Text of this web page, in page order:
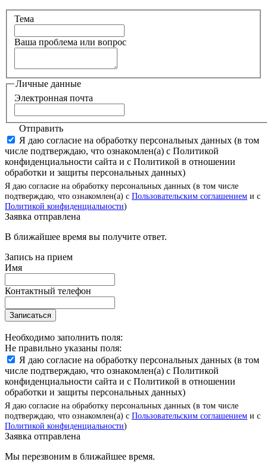
Тема
Ваша проблема или вопрос
Личные данные
Электронная почта
Отправить
Я даю согласие на обработку персональных данных (в том
числе подтверждаю, что ознакомлен(а) с Политикой
конфиденциальности сайта и с Политикой в отношении
обработки и защиты персональных данных)
Я даю согласие на обработку персональных данных (в том числе
подтверждаю, что ознакомлен(а) с Пользовательским соглашением и с
Политикой конфиденциальности)
Заявка отправлена
В ближайшее время вы получите ответ.
Запись на прием
Имя
Контактный телефон
Записаться
Необходимо заполнить поля:
Не правильно указаны поля:
Я даю согласие на обработку персональных данных (в том
числе подтверждаю, что ознакомлен(а) с Политикой
конфиденциальности сайта и с Политикой в отношении
обработки и защиты персональных данных)
Я даю согласие на обработку персональных данных (в том числе
подтверждаю, что ознакомлен(а) с Пользовательским соглашением и с
Политикой конфиденциальности)
Заявка отправлена
Мы перезвоним в ближайшее время.